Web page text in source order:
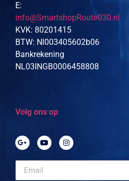
E:
info@SmartshopRoute030.nl
KVK: 80201415
BTW: Nl003405602b06
Bankrekening
NL03INGB0006458808
Volg ons op